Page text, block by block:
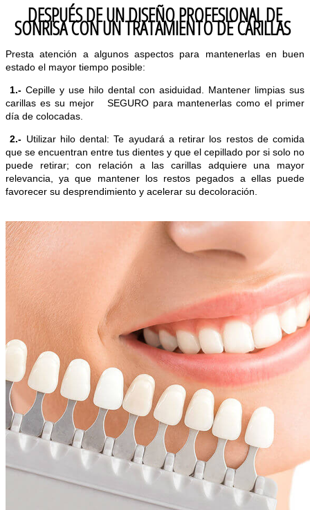
DESPUÉS DE UN DISEÑO PROFESIONAL DE
SONRISA CON UN TRATAMIENTO DE CARILLAS
Presta atención a algunos aspectos para mantenerlas en buen
estado el mayor tiempo posible:
1.- Cepille y use hilo dental con asiduidad. Mantener limpias sus
carillas es su mejor SEGURO para mantenerlas como el primer
día de colocadas.
2.- Utilizar hilo dental: Te ayudará a retirar los restos de comida
que se encuentran entre tus dientes y que el cepillado por si solo no
puede retirar; con relación a las carillas adquiere una mayor
relevancia, ya que mantener los restos pegados a ellas puede
favorecer su desprendimiento y acelerar su decoloración.